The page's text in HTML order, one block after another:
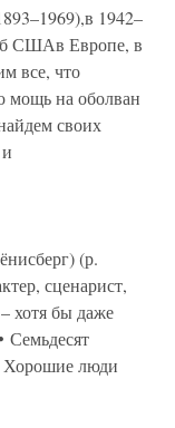
1942–
СШАв Европе, в
все, что
мощь на оболван
своих
(р.
сценарист,
хотя бы даже
Семьдесят
Хорошие люди